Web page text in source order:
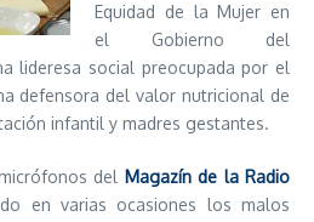
Equidad de la Mujer en
el Gobierno del
lideresa social preocupada por el
defensora del valor nutricional de
infantil y madres gestantes.
del Magazín de la Radio
en varias ocasiones los malos